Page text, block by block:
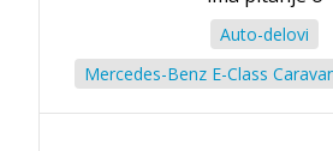
Auto-delovi
Mercedes-Benz E-Class